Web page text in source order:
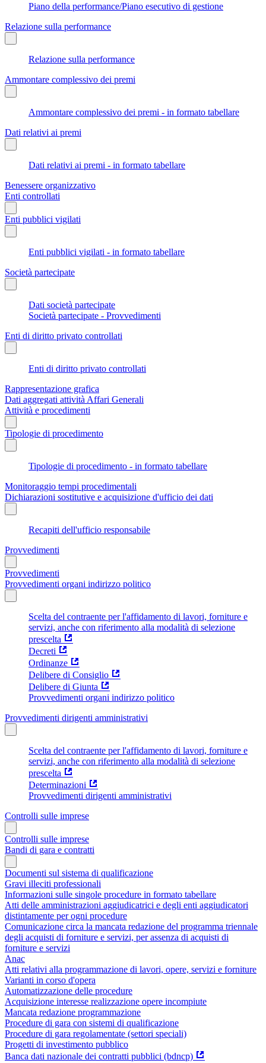
Piano della performance/Piano esecutivo di gestione
Relazione sulla performance
Relazione sulla performance
Ammontare complessivo dei premi
Ammontare complessivo dei premi - in formato tabellare
Dati relativi ai premi
Dati relativi ai premi - in formato tabellare
Benessere organizzativo
Enti controllati
Enti pubblici vigilati
Enti pubblici vigilati - in formato tabellare
Società partecipate
Dati società partecipate
Società partecipate - Provvedimenti
Enti di diritto privato controllati
Enti di diritto privato controllati
Rappresentazione grafica
Dati aggregati attività Affari Generali
Attività e procedimenti
Tipologie di procedimento
Tipologie di procedimento - in formato tabellare
Monitoraggio tempi procedimentali
Dichiarazioni sostitutive e acquisizione d'ufficio dei dati
Recapiti dell'ufficio responsabile
Provvedimenti
Provvedimenti
Provvedimenti organi indirizzo politico
Scelta del contraente per l'affidamento di lavori, forniture e
servizi, anche con riferimento alla modalità di selezione
prescelta
Decreti
Ordinanze
Delibere di Consiglio
Delibere di Giunta
Provvedimenti organi indirizzo politico
Provvedimenti dirigenti amministrativi
Scelta del contraente per l'affidamento di lavori, forniture e
servizi, anche con riferimento alla modalità di selezione
prescelta
Determinazioni
Provvedimenti dirigenti amministrativi
Controlli sulle imprese
Controlli sulle imprese
Bandi di gara e contratti
Documenti sul sistema di qualificazione
Gravi illeciti professionali
Informazioni sulle singole procedure in formato tabellare
Atti delle amministrazioni aggiudicatrici e degli enti aggiudicatori
distintamente per ogni procedure
Comunicazione circa la mancata redazione del programma triennale
degli acquisti di forniture e servizi, per assenza di acquisti di
forniture e servizi
Anac
Atti relativi alla programmazione di lavori, opere, servizi e forniture
Varianti in corso d'opera
Automatizzazione delle procedure
Acquisizione interesse realizzazione opere incompiute
Mancata redazione programmazione
Procedure di gara con sistemi di qualificazione
Procedure di gara regolamentate (settori speciali)
Progetti di investimento pubblico
Banca dati nazionale dei contratti pubblici (bdncp)